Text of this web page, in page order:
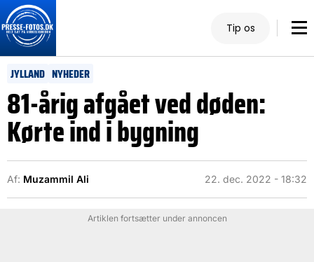
Tip os
JYLLAND NYHEDER
81-årig afgået ved døden:
Kørte ind i bygning
Af: Muzammil Ali 22. dec. 2022 - 18:32
Artiklen fortsætter under annoncen